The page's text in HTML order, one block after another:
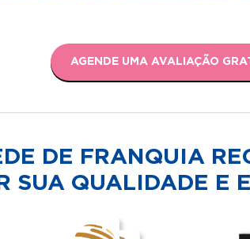
AGENDE UMA AVALIAÇÃO
DE FRANQUIA
SUA QUALIDADE E